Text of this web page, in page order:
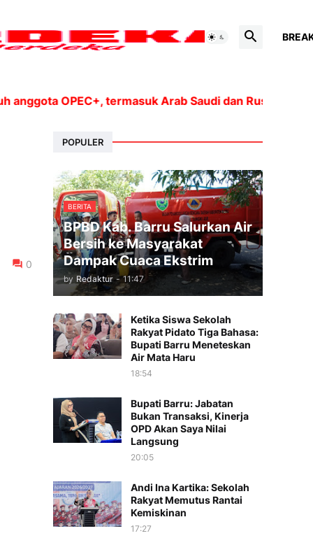
OPEC+, termasuk Arab Saudi dan Rusia, akan
0
POPULER
BERITA
BPBD Kab. Barru Salurkan Air
Bersih ke Masyarakat
Dampak Cuaca Ekstrim
by Redaktur - 11:47
Ketika Siswa Sekolah
Rakyat Pidato Tiga Bahasa:
Bupati Barru Meneteskan
Air Mata Haru
18:54
Bupati Barru: Jabatan
Bukan Transaksi, Kinerja
OPD Akan Saya Nilai
Langsung
20:05
Andi Ina Kartika: Sekolah
Rakyat Memutus Rantai
Kemiskinan
17:27